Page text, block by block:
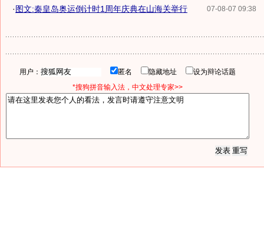
07-08-07 09:38
·图文:秦皇岛奥运倒计时1周年庆典在山海关举行
用户： 匿名 隐藏地址
设为辩论话题
*搜狗拼音输入法，中文处理专家>>